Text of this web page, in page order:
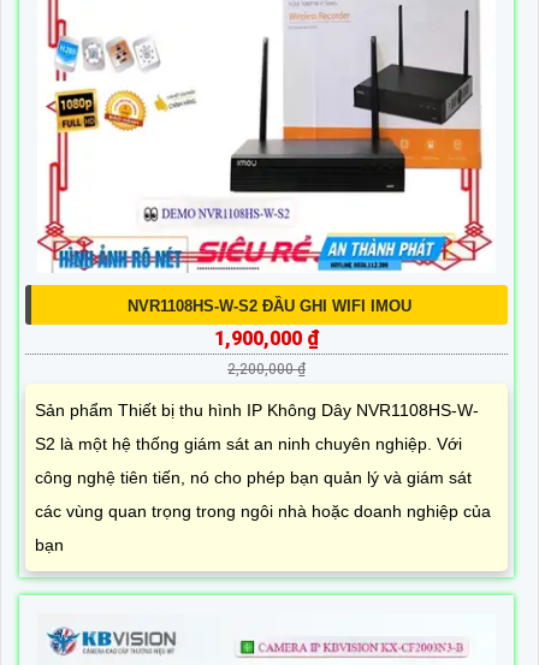
NVR1108HS-W-S2 ĐẦU GHI WIFI IMOU
1,900,000 ₫
2,200,000 ₫
Sản phẩm Thiết bị thu hình IP Không Dây NVR1108HS-W-
S2 là một hệ thống giám sát an ninh chuyên nghiệp. Với
công nghệ tiên tiến, nó cho phép bạn quản lý và giám sát
các vùng quan trọng trong ngôi nhà hoặc doanh nghiệp của
bạn